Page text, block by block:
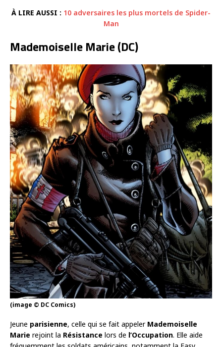
À LIRE AUSSI : 10 adversaires les plus mortels de Spider-
Man
Mademoiselle Marie (DC)
(image © DC Comics)
Jeune parisienne, celle qui se fait appeler Mademoiselle
Marie rejoint la Résistance lors de l’Occupation. Elle aide